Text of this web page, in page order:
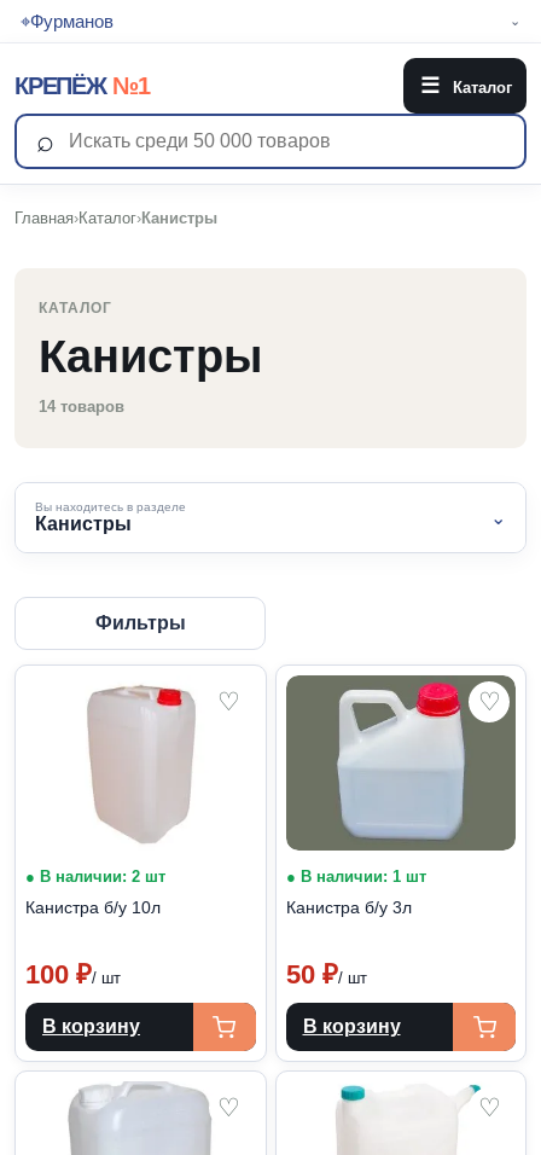
⌖Фурманов ⌄
КРЕПЁЖ №1 ☰ Каталог
⌕
Главная›Каталог›Канистры
КАТАЛОГ
Канистры
14 товаров
Вы находитесь в разделе
Канистры ⌄
Фильтры
♡
● В наличии: 2 шт
Канистра б/у 10л
100 ₽/ шт
В корзину
♡
● В наличии: 1 шт
Канистра б/у 3л
50 ₽/ шт
В корзину
♡ ♡